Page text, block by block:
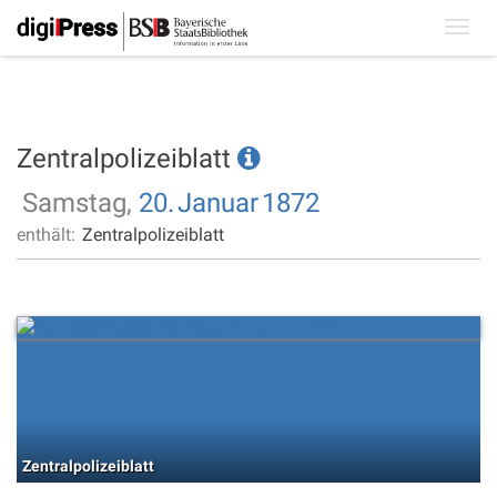
Zentralpolizeiblatt
Samstag, 20.Januar1872
enthält: Zentralpolizeiblatt
Zentralpolizeiblatt